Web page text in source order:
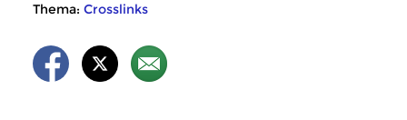
Thema: Crosslinks